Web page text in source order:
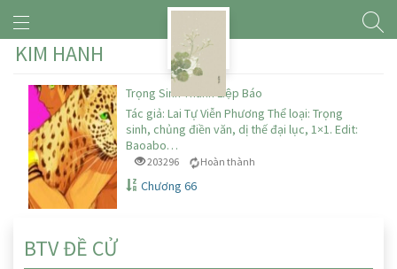
KIM HANH
Trọng Sinh Thành Liệp Báo
Tác giả: Lai Tự Viễn Phương Thể loại: Trọng
sinh, chủng điền văn, dị thế đại lục, 1×1. Edit:
Baoabo…
203296 Hoàn thành
Chương 66
BTV ĐỀ CỬ